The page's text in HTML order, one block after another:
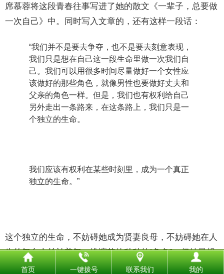
席慕蓉将这段青春往事写进了她的散文《一辈子，总要做
一次自己》中。同时写入文章的，还有这样一段话：
“我们并不是要去争夺，也不是要去刻意表现，
我们只是想在自己这一段生命里做一次我们自
己。我们可以用很多时间尽量做好一个女性应
该做好的那些角色，就像男性也要做好丈夫和
父亲的角色一样。但是，我们也有权利给自己
另外走出一条路来，在这条路上，我们只是一
个独立的生命。
我们应该有权利在某些时刻里，成为一个真正
独立的生命。”
这个独立的生命，不妨碍她成为贤妻良母，不妨碍她在人
生的舞台上长袖善舞，扮演其他种种的“角色”，但她最想
扮演好的角色，是自己。
首页 一键拨号 联系我们 我的